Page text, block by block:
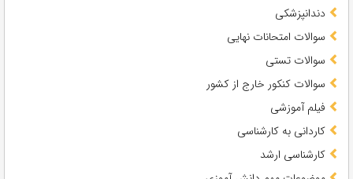
دندانپزشکی
سوالات امتحانات نهایی
سوالات تستی
سوالات کنکور خارج از کشور
فیلم آموزشی
کاردانی به کارشناسی
کارشناسی ارشد